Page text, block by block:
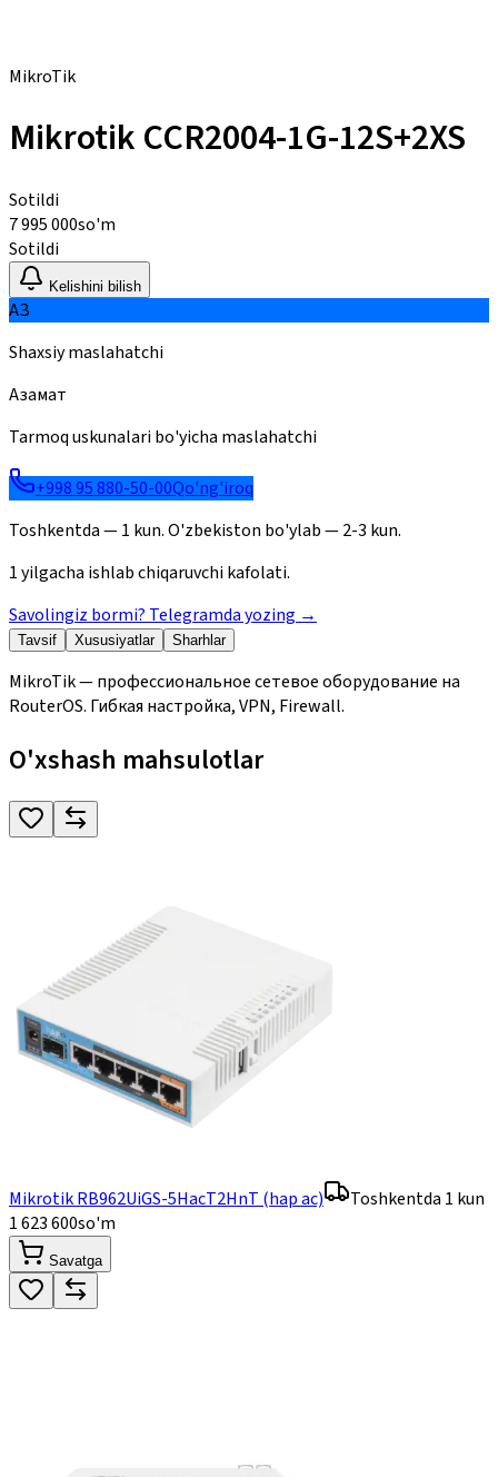
MikroTik
Mikrotik CCR2004-1G-12S+2XS
Sotildi
7 995 000so'm
Sotildi
Kelishini bilish
АЗ
Shaxsiy maslahatchi
Азамат
Tarmoq uskunalari bo'yicha maslahatchi
+998 95 880-50-00Qo'ng'iroq
Toshkentda — 1 kun. O'zbekiston bo'ylab — 2-3 kun.
1 yilgacha ishlab chiqaruvchi kafolati.
Savolingiz bormi? Telegramda yozing →
Tavsif Xususiyatlar Sharhlar
MikroTik — профессиональное сетевое оборудование на
RouterOS. Гибкая настройка, VPN, Firewall.
O'xshash mahsulotlar
Mikrotik RB962UiGS-5HacT2HnT (hap ac)
Toshkentda 1 kun
1 623 600so'm
Savatga